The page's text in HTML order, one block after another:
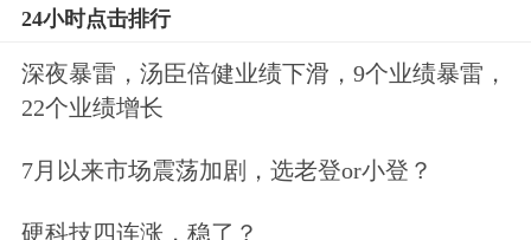
富力求但不保证数据的完全准确，如有
错漏请以中国证监会指定上市公司信息
全部或部分内容而引致的盈亏承担任何
24小时点击排行
深夜暴雷，汤臣倍健业绩下滑，9个业绩暴雷，
22个业绩增长
7月以来市场震荡加剧，选老登or小登？
硬科技四连涨，稳了？